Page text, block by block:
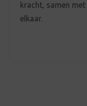
kracht, samen
elkaar.